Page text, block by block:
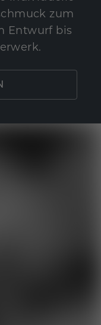
zum
Entwurf bis